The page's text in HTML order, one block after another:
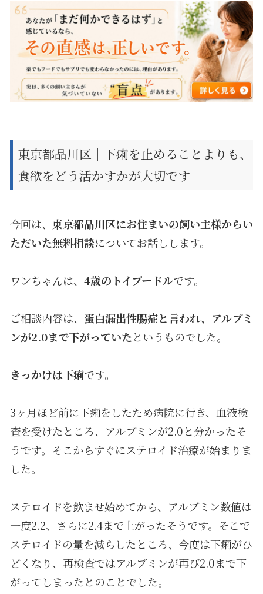
東京都品川区｜下痢を止めることよりも、
食欲をどう活かすかが大切です
今回は、 東京都品川区にお住まいの飼い主様からい
ただいた無料相談についてお話しします。
ワンちゃんは、 4歳のトイプードルです。
ご相談内容は、 蛋白漏出性腸症と言われ、アルブミ
ンが2.0まで下がっていたというものでした。
きっかけは下痢です。
3ヶ月ほど前に下痢をしたため病院に行き、血液検
査を受けたところ、アルブミンが2.0と分かったそ
うです。そこからすぐにステロイド治療が始まりま
した。
ステロイドを飲ませ始めてから、アルブミン数値は
一度2.2、さらに2.4まで上がったそうです。そこで
ステロイドの量を減らしたところ、今度は下痢がひ
どくなり、再検査ではアルブミンが再び2.0まで下
がってしまったとのことでした。